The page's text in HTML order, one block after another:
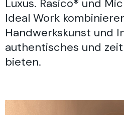
Luxus. Rasico® und
Ideal Work
Handwerkskunst und
authentisches und
bieten.